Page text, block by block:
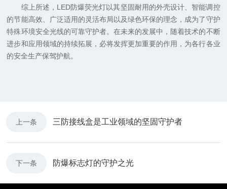
综上所述，LED防爆荧光灯以其坚固耐用的外壳设计、智能调控
的节能高效、广泛适用的灵活布局以及绿色环保的理念，成为了守护
特殊环境安全光线的可靠守护者。在未来的发展中，随着技术的不断
进步和应用领域的持续拓展，必将发挥更加重要的作用，为各行各业
的安全生产保驾护航。
上一条 三防接线盒是工业领域的坚固守护者
下一条 防爆标志灯的守护之光